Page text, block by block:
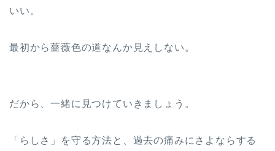
いい。
最初から薔薇色の道なんか見えしない。
だから、一緒に見つけていきましょう。
「らしさ」を守る方法と、過去の痛みにさよならする